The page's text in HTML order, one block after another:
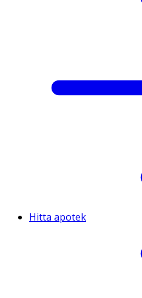
Hitta apotek